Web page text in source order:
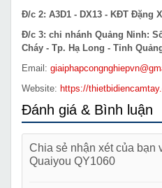
Đ/c 2: A3D1 - DX13 - KĐT Đặng
Đ/c 3: chi nhánh Quảng Ninh:
Cháy - Tp. Hạ Long - Tỉnh
Email:
Website: https://
Đánh giá & Bình luận
Chia sẻ nhận xét của bạn
Quaiyou QY1060